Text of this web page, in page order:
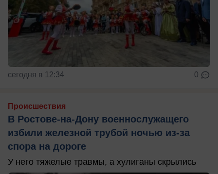
сегодня в 12:34 0
Происшествия
В Ростове-на-Дону военнослужащего
избили железной трубой ночью из-за
спора на дороге
У него тяжелые травмы, а хулиганы скрылись